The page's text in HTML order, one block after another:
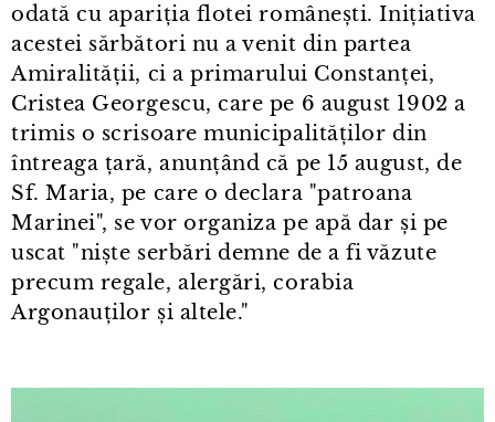
odată cu apariția flotei românești. Inițiativa
acestei sărbători nu a venit din partea
Amiralității, ci a primarului Constanței,
Cristea Georgescu, care pe 6 august 1902 a
trimis o scrisoare municipalităților din
întreaga țară, anunțând că pe 15 august, de
Sf. Maria, pe care o declara "patroana
Marinei", se vor organiza pe apă dar și pe
uscat "niște serbări demne de a fi văzute
precum regale, alergări, corabia
Argonauților și altele."